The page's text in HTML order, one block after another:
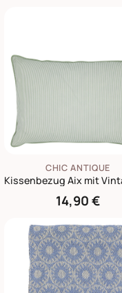
CHIC ANTIQUE
14,90 €